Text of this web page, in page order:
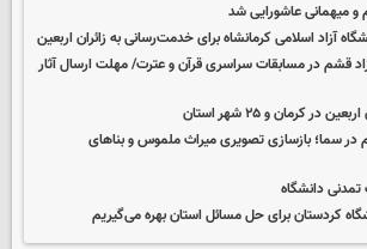
و میهمانی عاشورایی شد
قشم در مسابقات سراسری قرآن و عترت/ مهلت ارسال آثار
در کرمان و ۲۵ شهر استان
در سما؛ بازسازی تصویری میراث ملموس و بناهای
دانشگاه
کردستان برای حل مسائل استان بهره می‌گیریم